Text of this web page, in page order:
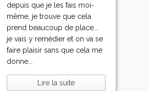
depuis que je les fais moi-
même, je trouve que cela
prend beaucoup de place...
je vais y remédier et on va se
faire plaisir sans que cela me
donne...
Lire la suite